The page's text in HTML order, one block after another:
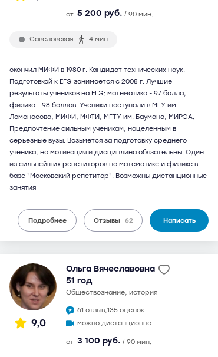
от 5 200 руб. / 90 мин.
Савёловская 4 мин
окончил МИФИ в 1980 г. Кандидат технических наук.
Подготовкой к ЕГЭ занимается с 2008 г. Лучшие
результаты учеников на ЕГЭ: математика - 97 балла,
физика - 98 баллов. Ученики поступали в МГУ им.
Ломоносова, МИФИ, МФТИ, МГТУ им. Баумана, МИРЭА.
Предпочтение сильным ученикам, нацеленным в
серьезные вузы. Возьмется за подготовку среднего
ученика, но мотивация и дисциплина обязательны. Один
из сильнейших репетиторов по математике и физике в
базе "Московский репетитор". Возможны дистанционные
занятия
Подробнее Отзывы 62 Написать
9,0
Ольга Вячеславовна
51 год
обществознание, история
61 отзыв,135 оценок
можно дистанционно
от 3 100 руб. / 90 мин.